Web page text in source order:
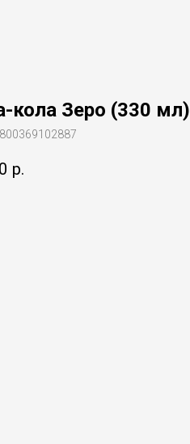
кола Зеро (330 мл)
р.